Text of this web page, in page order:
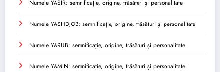
Numele YASIR: semnificație, origine, trăsături și personalitate
Numele YASHDJOB: semnificație, origine, trăsături și personalitate
Numele YARUB: semnificație, origine, trăsături și personalitate
Numele YAMIN: semnificație, origine, trăsături și personalitate